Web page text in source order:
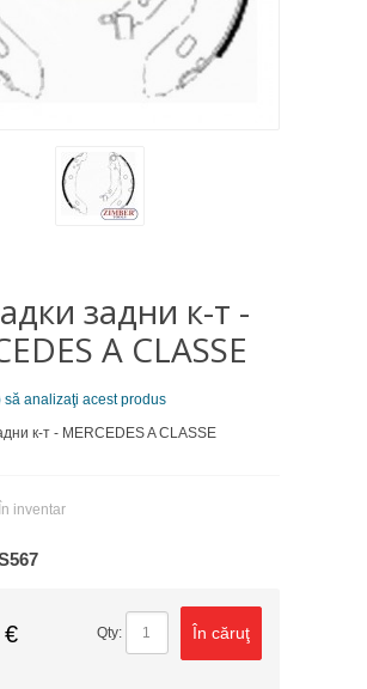
задни к-т -
A CLASSE
să analizaţi acest produs
к-т - MERCEDES A CLASSE
În inventar
Qty: În căruţ